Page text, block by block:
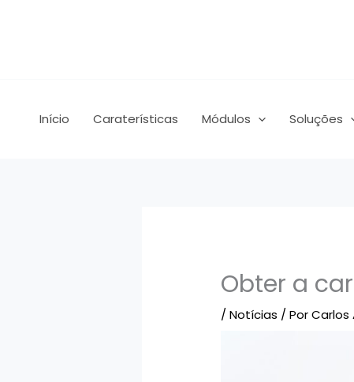
Início Caraterísticas Módulos Soluções
Obter a
/Notícias / PorCarlos